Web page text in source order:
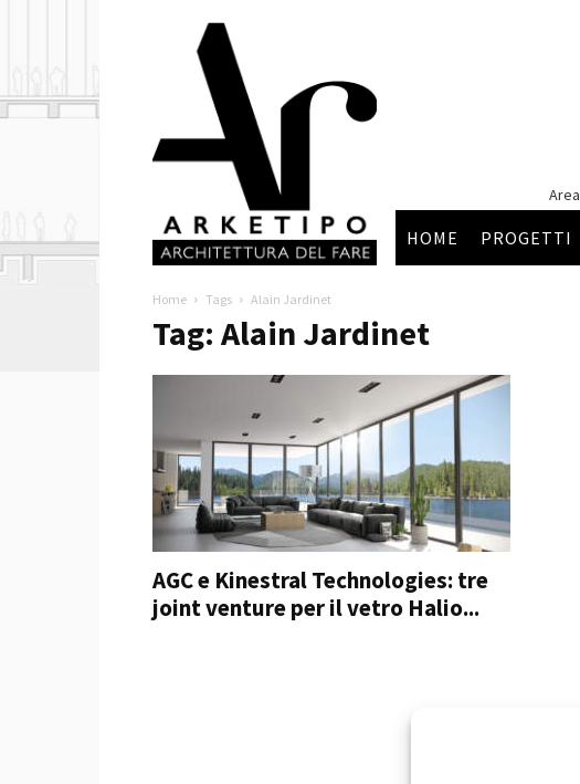
Arketipo
Area
HOME PROGETTI
Home Tags Alain Jardinet
Tag: Alain Jardinet
AGC e Kinestral Technologies: tre
joint venture per il vetro Halio...